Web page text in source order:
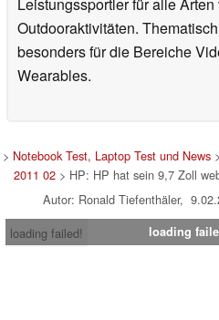
Outdooraktivitäten.
besonders für die Bereiche
Wearables.
> Notebook Test, Laptop Test und News >
2011 02 > HP: HP hat sein 9,7 Zoll
Autor: Ronald Tiefenthäler,
loading failed!
loading